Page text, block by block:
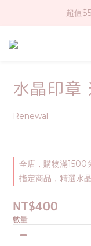
社
超值
水晶印章
Renewal
全店，購物滿1500
指定商品，精選水
NT$400
數量